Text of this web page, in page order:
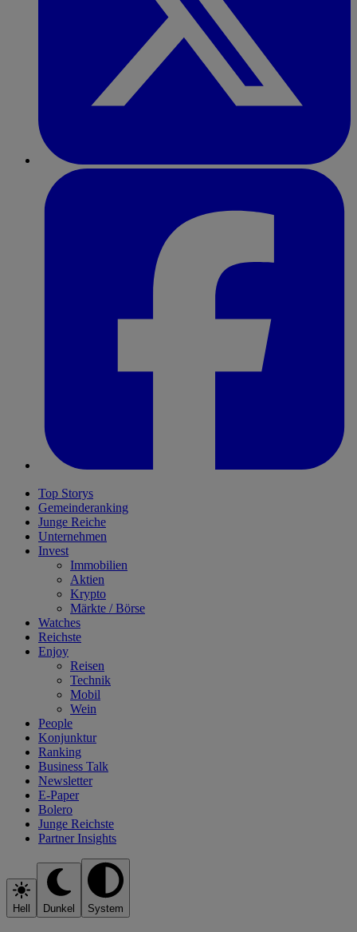
Top Storys
Gemeinderanking
Junge Reiche
Unternehmen
Invest
Immobilien
Aktien
Krypto
Märkte / Börse
Watches
Reichste
Enjoy
Reisen
Technik
Mobil
Wein
People
Konjunktur
Ranking
Business Talk
Newsletter
E-Paper
Bolero
Junge Reichste
Partner Insights
Hell Dunkel System